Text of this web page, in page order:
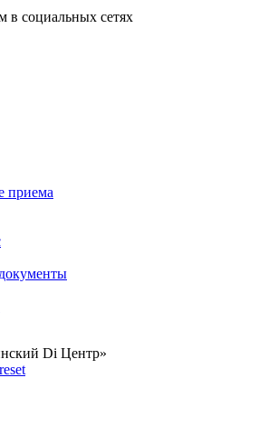
в социальных сетях
приема
Di Центр»